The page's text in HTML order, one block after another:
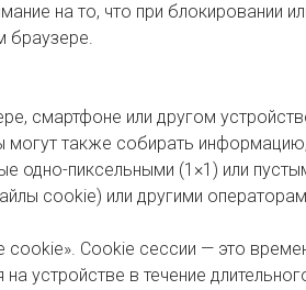
на то, что при блокировании
браузере.
смартфоне или другом
также собирать
одно-пиксельными (1×1) или
cookie) или другими
cookie». Cookie сессии — это
устройстве в течение